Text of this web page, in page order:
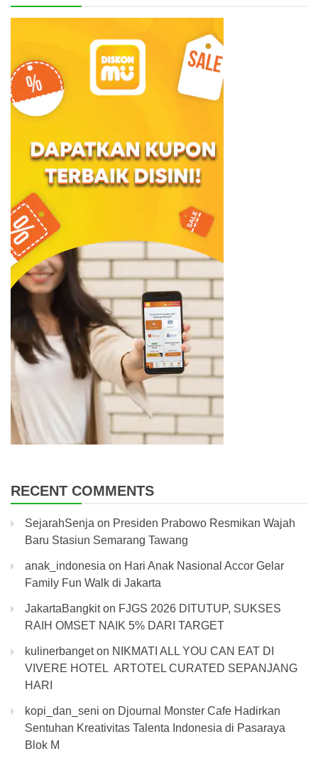
RECENT COMMENTS
SejarahSenja on Presiden Prabowo Resmikan Wajah
Baru Stasiun Semarang Tawang
anak_indonesia on Hari Anak Nasional Accor Gelar
Family Fun Walk di Jakarta
JakartaBangkiton FJGS 2026 DITUTUP, SUKSES
RAIH OMSET NAIK 5% DARI TARGET
kulinerbangeton NIKMATI ALL YOU CAN EAT DI
VIVERE HOTEL ARTOTEL CURATED SEPANJANG
HARI
kopi_dan_seni on Djournal Monster Cafe Hadirkan
Sentuhan Kreativitas Talenta Indonesia di Pasaraya
Blok M